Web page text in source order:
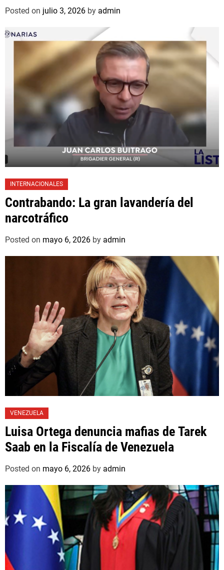
Posted on julio 3, 2026 by admin
INTERNACIONALES
Contrabando: La gran lavandería del
narcotráfico
Posted on mayo 6, 2026 by admin
VENEZUELA
Luisa Ortega denuncia mafias de Tarek
Saab en la Fiscalía de Venezuela
Posted on mayo 6, 2026 by admin